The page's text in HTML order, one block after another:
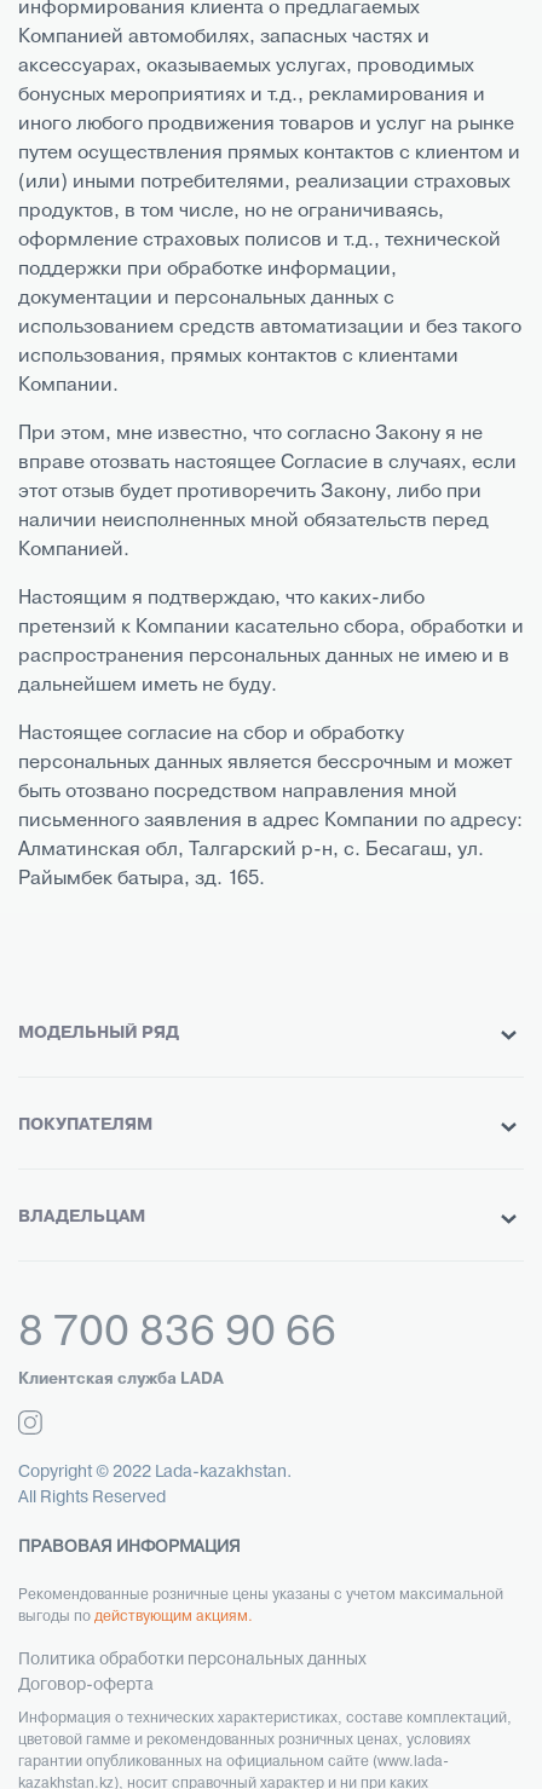
информирования клиента о предлагаемых
Компанией автомобилях, запасных частях и
аксессуарах, оказываемых услугах, проводимых
бонусных мероприятиях и т.д., рекламирования и
иного любого продвижения товаров и услуг на рынке
путем осуществления прямых контактов с клиентом и
(или) иными потребителями, реализации страховых
продуктов, в том числе, но не ограничиваясь,
оформление страховых полисов и т.д., технической
поддержки при обработке информации,
документации и персональных данных с
использованием средств автоматизации и без такого
использования, прямых контактов с клиентами
Компании.
При этом, мне известно, что согласно Закону я не
вправе отозвать настоящее Согласие в случаях, если
этот отзыв будет противоречить Закону, либо при
наличии неисполненных мной обязательств перед
Компанией.
Настоящим я подтверждаю, что каких-либо
претензий к Компании касательно сбора, обработки и
распространения персональных данных не имею и в
дальнейшем иметь не буду.
Настоящее согласие на сбор и обработку
персональных данных является бессрочным и может
быть отозвано посредством направления мной
письменного заявления в адрес Компании по адресу:
Алматинская обл, Талгарский р-н, с. Бесагаш, ул.
Райымбек батыра, зд. 165.
МОДЕЛЬНЫЙ РЯД
ПОКУПАТЕЛЯМ
ВЛАДЕЛЬЦАМ
8 700 836 90 66
Клиентская служба LADA
Copyright © 2022 Lada-kazakhstan.
All Rights Reserved
ПРАВОВАЯ ИНФОРМАЦИЯ
Рекомендованные розничные цены указаны с учетом максимальной
выгоды по действующим акциям.
Политика обработки персональных данных
Договор-оферта
Информация о технических характеристиках, составе комплектаций,
цветовой гамме и рекомендованных розничных ценах, условиях
гарантии опубликованных на официальном сайте (www.lada-
kazakhstan.kz), носит справочный характер и ни при каких